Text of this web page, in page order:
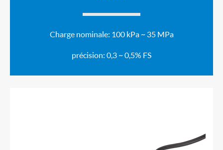
Charge nominale: 100 kPa ~ 35 MPa
précision: 0,3 ~ 0,5% FS